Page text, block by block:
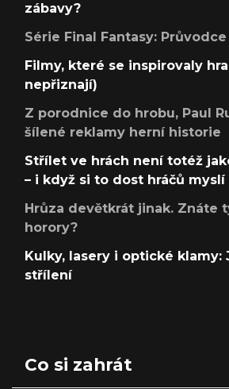
zábavy?
Série Final Fantasy:
Filmy, které se inspirovaly
nepřiznají)
Z porodnice do hrobu, Paul
šílené reklamy herní historie
Střílet ve hrách není totéž
– i když si to dost hráčů myslí
Hrůza devětkrát jinak. Znáte
horory?
Kulky, lasery i optické klamy:
střílení
Co si zahrát